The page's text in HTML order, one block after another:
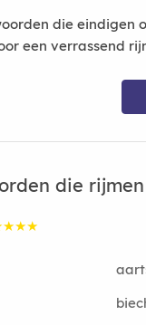
die eindigen
een verrassend
die